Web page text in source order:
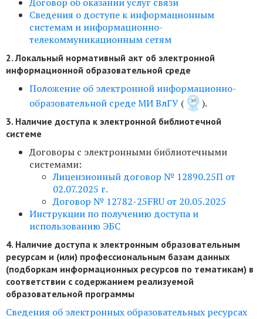
Сведения о доступе к информационным
системам и информационно-
телекоммуникационным сетям
2. Локальный нормативный акт об электронной
информационной образовательной среде
Положение об электронной информационно-
образовательной среде МИ ВлГУ ( ).
3. Наличие доступа к электронной библиотечной
системе
Договоры с электронными библиотечными
системами:
Лицензионный договор № 12890.25П от
02.07.2025 г.
Договор № 12782-25FRU от 20.05.2025
Инструкции по получению доступа и
использованию ЭБС
4. Наличие доступа к электронным образовательным
ресурсам и (или) профессиональным базам данных
(подборкам информационных ресурсов по тематикам) в
соответствии с содержанием реализуемой
образовательной программы
Сведения об электронных образовательных ресурсах